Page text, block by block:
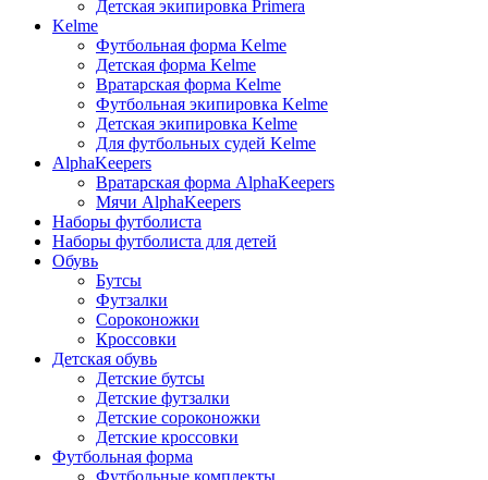
Детская экипировка Primera
Kelme
Футбольная форма Kelme
Детская форма Kelme
Вратарская форма Kelme
Футбольная экипировка Kelme
Детская экипировка Kelme
Для футбольных судей Kelme
AlphaKeepers
Вратарская форма AlphaKeepers
Мячи AlphaKeepers
Наборы футболиста
Наборы футболиста для детей
Обувь
Бутсы
Футзалки
Сороконожки
Кроссовки
Детская обувь
Детские бутсы
Детские футзалки
Детские сороконожки
Детские кроссовки
Футбольная форма
Футбольные комплекты